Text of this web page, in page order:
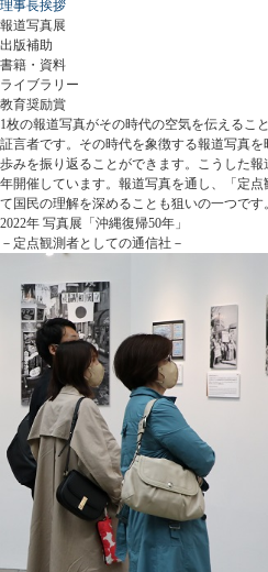
理事長挨拶
報道写真展
出版補助
書籍・資料
ライブラリー
教育奨励賞
1枚の報道写真がその時代の空気を伝えるこ
証言者です。その時代を象徴する報道写真
歩みを振り返ることができます。こうした
年開催しています。報道写真を通し、「定
て国民の理解を深めることも狙いの一つです。
2022年 写真展「沖縄復帰50年」
－定点観測者としての通信社－